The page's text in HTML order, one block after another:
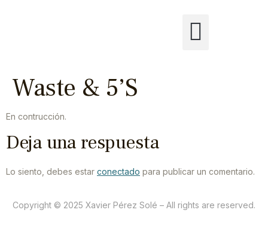
Waste & 5’S
En contrucción.
Deja una respuesta
Lo siento, debes estar conectado para publicar un comentario.
Copyright © 2025 Xavier Pérez Solé – All rights are reserved.